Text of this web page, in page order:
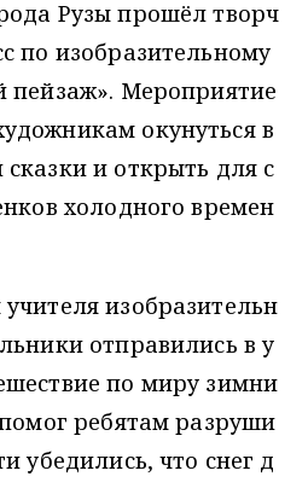
Рузы прошёл творч
по изобразительному
пейзаж». Мероприятие
окунуться в
и открыть для с
холодного времен
изобразительн
отправились в у
по миру зимни
ребятам разруши
убедились, что снег д